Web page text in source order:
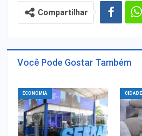
Compartilhar
Você Pode Gostar Também
ECONOMIA CIDADE